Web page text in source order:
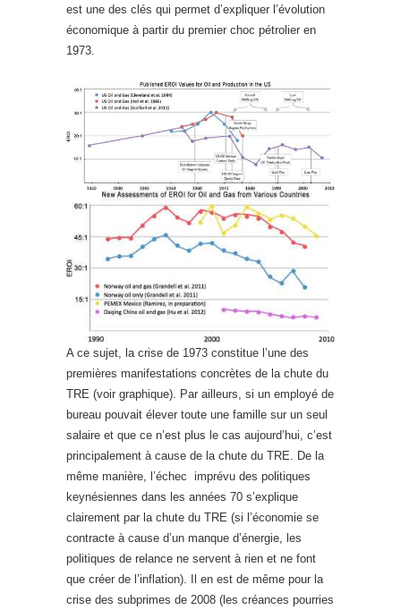
est une des clés qui permet d’expliquer l’évolution
économique à partir du premier choc pétrolier en
1973.
A ce sujet, la crise de 1973 constitue l’une des
premières manifestations concrètes de la chute du
TRE (voir graphique). Par ailleurs, si un employé de
bureau pouvait élever toute une famille sur un seul
salaire et que ce n’est plus le cas aujourd’hui, c’est
principalement à cause de la chute du TRE. De la
même manière, l’échec imprévu des politiques
keynésiennes dans les années 70 s’explique
clairement par la chute du TRE (si l’économie se
contracte à cause d’un manque d’énergie, les
politiques de relance ne servent à rien et ne font
que créer de l’inflation). Il en est de même pour la
crise des subprimes de 2008 (les créances pourries